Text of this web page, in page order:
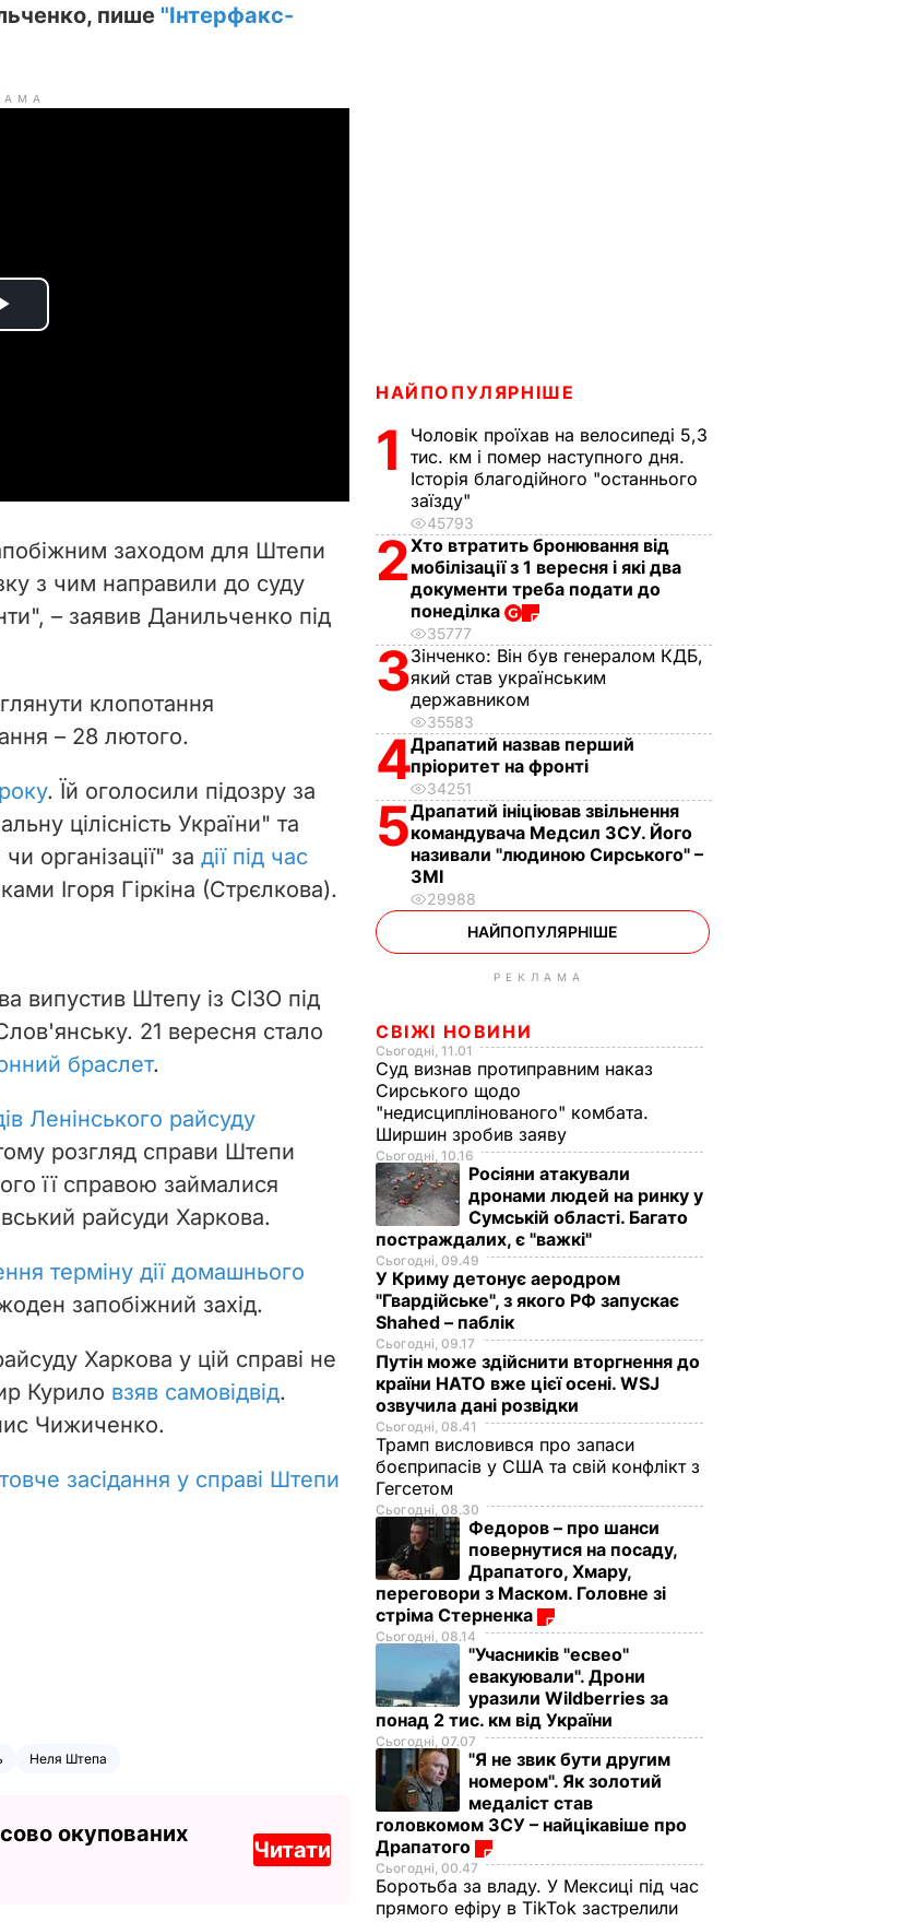
пише "Інтерфакс-
P
i
d
o
заходом для Штепи
з чим направили до суду
– заявив Данильченко під
клопотання
– 28 лютого.
. Їй оголосили підозру за
цілісність України" та
організації" за дії під час
Ігоря Гіркіна (Стрєлкова).
випустив Штепу із СІЗО під
21 вересня стало
браслет.
Ленінського райсуду
розгляд справи Штепи
її справою займалися
райсуди Харкова.
терміну дії домашнього
запобіжний захід.
Харкова у цій справі не
Курило взяв самовідвід.
Чижиченко.
засідання у справі Штепи
Неля Штепа
окупованих
Читати
НАЙПОПУЛЯРНІШЕ
1
Чоловік проїхав на велосипеді 5,3
тис. км і помер наступного дня.
Історія благодійного "останнього
заїзду"
45793
2Хто втратить бронювання від
мобілізації з 1 вересня і які два
документи треба подати до
понеділка
35777
3Зінченко: Він був генералом КДБ,
який став українським
державником
35583
4Драпатий назвав перший
пріоритет на фронті
34251
5Драпатий ініціював звільнення
командувача Медсил ЗСУ. Його
називали "людиною Сирського" –
ЗМІ
29988
НАЙПОПУЛЯРНІШЕ
РЕКЛАМА
СВІЖІ НОВИНИ
Сьогодні, 11.01
Суд визнав протиправним наказ
Сирського щодо
"недисциплінованого" комбата.
Ширшин зробив заяву
Сьогодні, 10.16
Росіяни атакували
дронами людей на ринку у
Сумській області. Багато
постраждалих, є "важкі"
Сьогодні, 09.49
У Криму детонує аеродром
"Гвардійське", з якого РФ запускає
Shahed – паблік
Сьогодні, 09.17
Путін може здійснити вторгнення до
країни НАТО вже цієї осені. WSJ
озвучила дані розвідки
Сьогодні, 08.41
Трамп висловився про запаси
боєприпасів у США та свій конфлікт з
Гегсетом
Сьогодні, 08.30
Федоров – про шанси
повернутися на посаду,
Драпатого, Хмару,
переговори з Маском. Головне зі
стріма Стерненка
Сьогодні, 08.14
"Учасників "есвео"
евакуювали". Дрони
уразили Wildberries за
понад 2 тис. км від України
Сьогодні, 07.07
"Я не звик бути другим
номером". Як золотий
медаліст став
головкомом ЗСУ – найцікавіше про
Драпатого
Сьогодні, 00.47
Боротьба за владу. У Мексиці під час
прямого ефіру в TikTok застрелили